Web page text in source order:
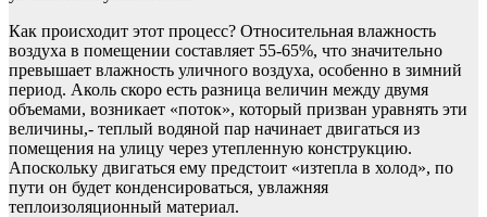
Как происходит этот процесс? Относительная влажность
воздуха в помещении составляет 55-65%, что значительно
превышает влажность уличного воздуха, особенно в зимний
период. Аколь скоро есть разница величин между двумя
объемами, возникает «поток», который призван уравнять эти
величины,- теплый водяной пар начинает двигаться из
помещения на улицу через утепленную конструкцию.
Апоскольку двигаться ему предстоит «изтепла в холод», по
пути он будет конденсироваться, увлажняя
теплоизоляционный материал.